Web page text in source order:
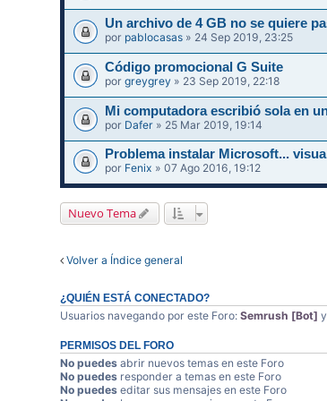
Un archivo de 4 GB no se quiere
por pablocasas » 24 Sep 2019, 23:25
Código promocional G Suite
porgreygrey » 23 Sep 2019, 22:18
Mi computadora escribió sola en
por Dafer » 25 Mar 2019, 19:14
Problema instalar Microsoft...
por Fenix » 07 Ago 2016, 19:12
Nuevo Tema
Volver a Índice general
¿QUIÉN ESTÁ CONECTADO?
Usuarios navegando por este Foro:Semrush [Bot]
PERMISOS DEL FORO
No puedes abrir nuevos temas en este Foro
No puedes responder a temas en este Foro
No puedes editar sus mensajes en este Foro